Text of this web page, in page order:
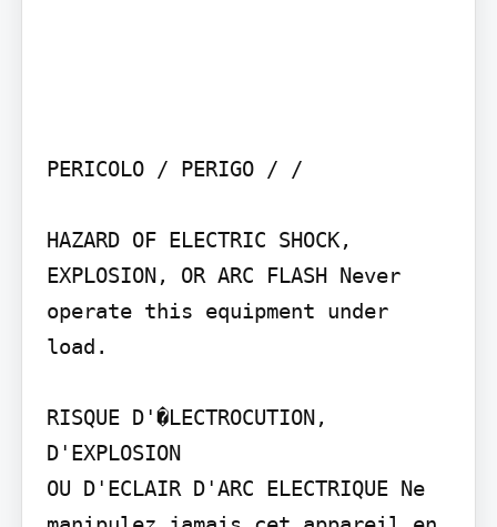
PERICOLO / PERIGO / /
HAZARD OF ELECTRIC SHOCK,
EXPLOSION, OR ARC FLASH Never
operate this equipment under
load.
RISQUE D'�LECTROCUTION,
D'EXPLOSION
OU D'ECLAIR D'ARC ELECTRIQUE Ne